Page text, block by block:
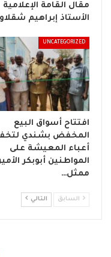
مقال القامة الإعلامية
الأستاذ إبراهيم
UNCATEGORIZED
افتتاح أسواق البيع
المخفض بشندي
أعباء المعيشة على
المواطنين أبوبكر
ممثل…
السابق التالي